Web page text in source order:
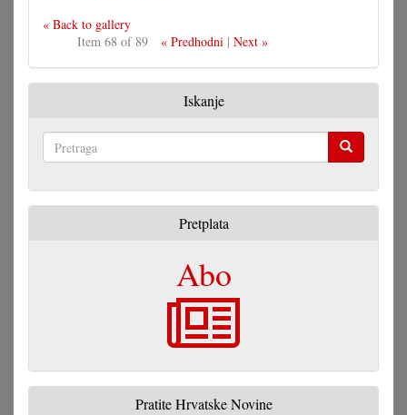
« Back to gallery
Item 68 of 89
« Predhodni| Next »
Iskanje
Pretplata
Abo
Pratite Hrvatske Novine